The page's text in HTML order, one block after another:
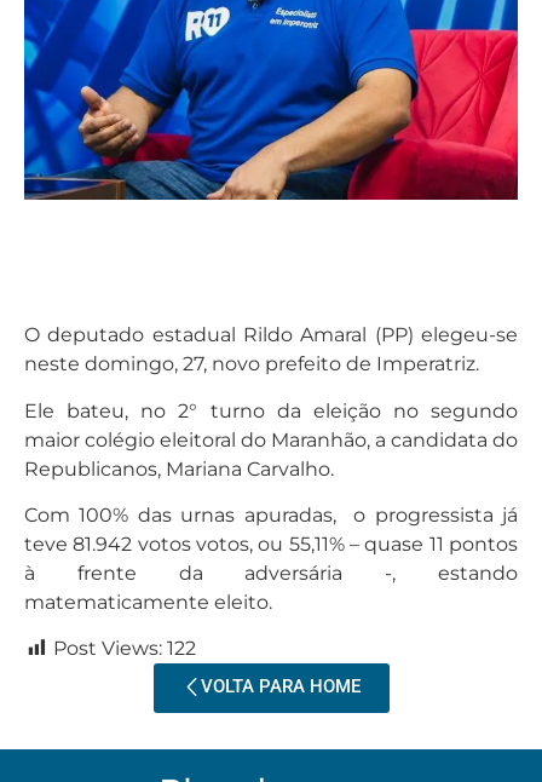
O deputado estadual Rildo Amaral (PP) elegeu-se
neste domingo, 27, novo prefeito de Imperatriz.
Ele bateu, no 2° turno da eleição no segundo
maior colégio eleitoral do Maranhão, a candidata do
Republicanos, Mariana Carvalho.
Com 100% das urnas apuradas, o progressista já
teve 81.942 votos votos, ou 55,11% – quase 11 pontos
à frente da adversária -, estando
matematicamente eleito.
Post Views: 122
VOLTA PARA HOME